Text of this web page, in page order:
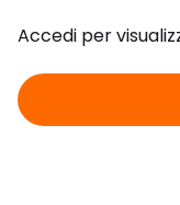
Accedi per